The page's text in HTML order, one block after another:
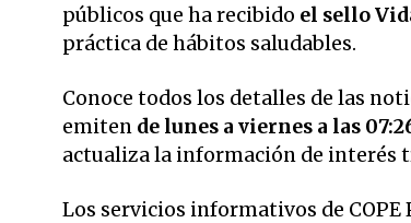
públicos que ha recibido el sello
práctica de hábitos saludables.
Conoce todos los detalles de las
emiten de lunes a viernes a las
actualiza la información de interés
Los servicios informativos de